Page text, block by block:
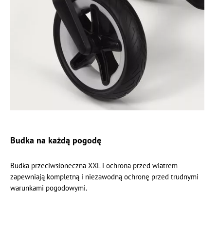
Budka na każdą pogodę
Budka przeciwsłoneczna XXL i ochrona przed wiatrem
zapewniają kompletną i niezawodną ochronę przed trudnymi
warunkami pogodowymi.